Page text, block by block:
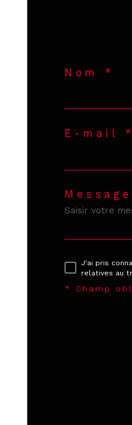
Nom *
E-mail *
J'ai pris
relatives au
* Champ